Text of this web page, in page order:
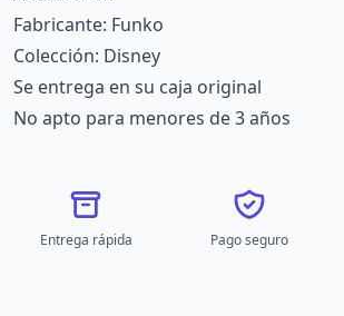
Fabricante: Funko
Colección: Disney
Se entrega en su caja original
No apto para menores de 3 años
Entrega rápida Pago seguro